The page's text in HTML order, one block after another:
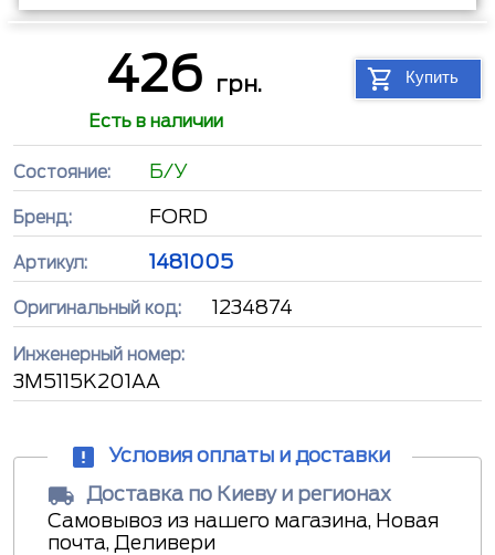
426 грн. Купить
Есть в наличии
Состояние: Б/У
Бренд: FORD
Артикул: 1481005
Оригинальный код: 1234874
Инженерный номер:
3M5115K201AA
Условия оплаты и доставки
Доставка по Киеву и регионах
Самовывоз из нашего магазина, Новая
почта, Деливери